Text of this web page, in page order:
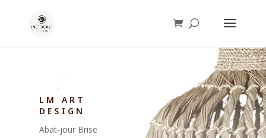
LM ART
DESIGN
Abat-jour Brise